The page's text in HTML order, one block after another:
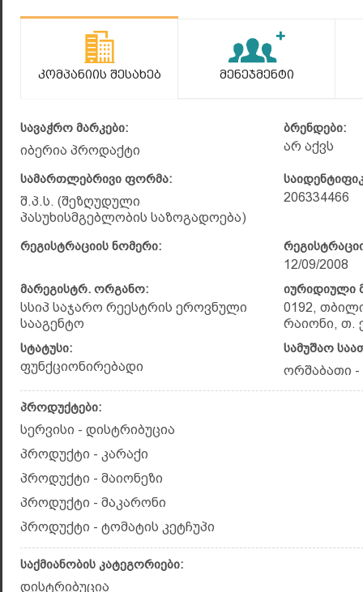
Კომპანიის Შესახებ Მენეჯმენტი
სავაჭრო მარკები:
იბერია პროდაქტი
ბრენდები:
არ აქვს
სამართლებრივი ფორმა:
შ.პ.ს. (შეზღუდული
პასუხისმგებლობის საზოგადოება)
206334466
რეგისტრაციის ნომერი:
12/09/2008
მარეგისტრ. ორგანო:
სსიპ საჯარო რეესტრის ეროვნული
სააგენტო
იურიდიული
0192,
რაიონი, თ.
სტატუსი:
ფუნქციონირებადი
სამუშაო
ორშაბათი -
პროდუქტები:
სერვისი - დისტრიბუცია
პროდუქტი - კარაქი
პროდუქტი - მაიონეზი
პროდუქტი - მაკარონი
პროდუქტი - ტომატის კეტჩუპი
საქმიანობის კატეგორიები:
დისტრიბუცია